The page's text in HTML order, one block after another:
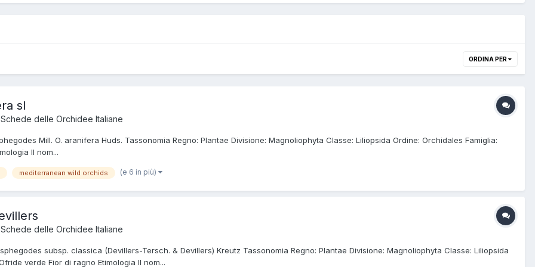
ORDINA PER
sl
Schede delle Orchidee Italiane
Mill. O. aranifera Huds. Tassonomia Regno: Plantae Divisione: Magnoliophyta Classe: Liliopsida Ordine: Orchidales Famiglia:
Il nom...
mediterranean wild orchids (e 6 in più)
Schede delle Orchidee Italiane
subsp. classica (Devillers-Tersch. & Devillers) Kreutz Tassonomia Regno: Plantae Divisione: Magnoliophyta Classe: Liliopsida
verde Fior di ragno Etimologia Il nom...